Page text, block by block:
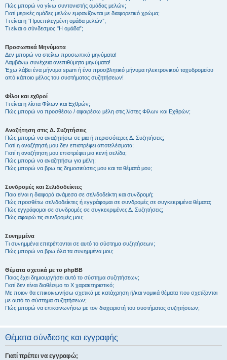
Πώς μπορώ να γίνω συντονιστής ομάδας μελών;
Γιατί μερικές ομάδες μελών εμφανίζονται με διαφορετικό χρώμα;
Τι είναι η “Προεπιλεγμένη ομάδα μελών”;
Τι είναι ο σύνδεσμος "Η ομάδα”;
Προσωπικά Μηνύματα
Δεν μπορώ να στείλω προσωπικά μηνύματα!
Λαμβάνω συνέχεια ανεπιθύμητα μηνύματα!
Έχω λάβει ένα μήνυμα spam ή ένα προσβλητικό μήνυμα ηλεκτρονικού ταχυδρομείου
από κάποιο μέλος του συστήματος συζητήσεων!
Φίλοι και εχθροί
Τι είναι η λίστα Φίλων και Εχθρών;
Πώς μπορώ να προσθέσω / αφαιρέσω μέλη στις λίστες Φίλων και Εχθρών;
Αναζήτηση στις Δ. Συζητήσεις
Πώς μπορώ να αναζητήσω σε μια ή περισσότερες Δ. Συζητήσεις;
Γιατί η αναζήτησή μου δεν επιστρέφει αποτελέσματα;
Γιατί η αναζήτηση μου επιστρέφει μια κενή σελίδα;
Πώς μπορώ να αναζητήσω για μέλη;
Πώς μπορώ να βρω τις δημοσιεύσεις μου και τα θέματά μου;
Συνδρομές και Σελιδοδείκτες
Ποια είναι η διαφορά ανάμεσα σε σελιδοδείκτη και συνδρομή;
Πώς προσθέτω σελιδοδείκτες ή εγγράφομαι σε συνδρομές σε συγκεκριμένα θέματα;
Πώς εγγράφομαι σε συνδρομές σε συγκεκριμένες Δ. Συζητήσεις;
Πώς αφαιρώ τις συνδρομές μου;
Συνημμένα
Τι συνημμένα επιτρέπονται σε αυτό το σύστημα συζητήσεων;
Πώς μπορώ να βρω όλα τα συνημμένα μου;
Θέματα σχετικά με το phpBB
Ποιος έχει δημιουργήσει αυτό το σύστημα συζητήσεων;
Γιατί δεν είναι διαθέσιμο το Χ χαρακτηριστικό;
Με ποιον θα επικοινωνήσω σχετικά με κατάχρηση ή/και νομικά θέματα που σχετίζονται
με αυτό το σύστημα συζητήσεων;
Πώς μπορώ να επικοινωνήσω με τον διαχειριστή του συστήματος συζητήσεων;
Θέματα σύνδεσης και εγγραφής
Γιατί πρέπει να εγγραφώ;